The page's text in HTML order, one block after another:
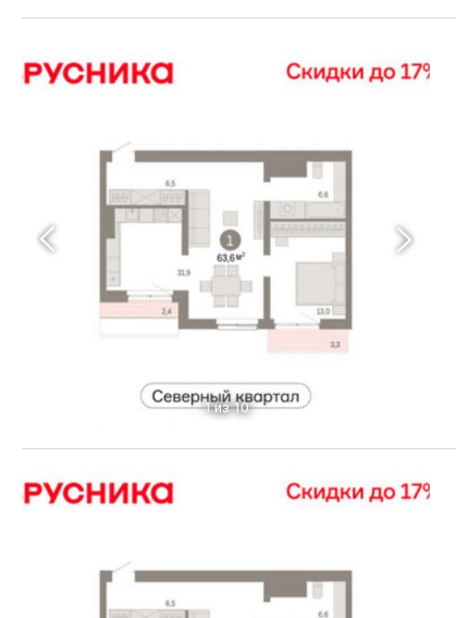
1 из 10